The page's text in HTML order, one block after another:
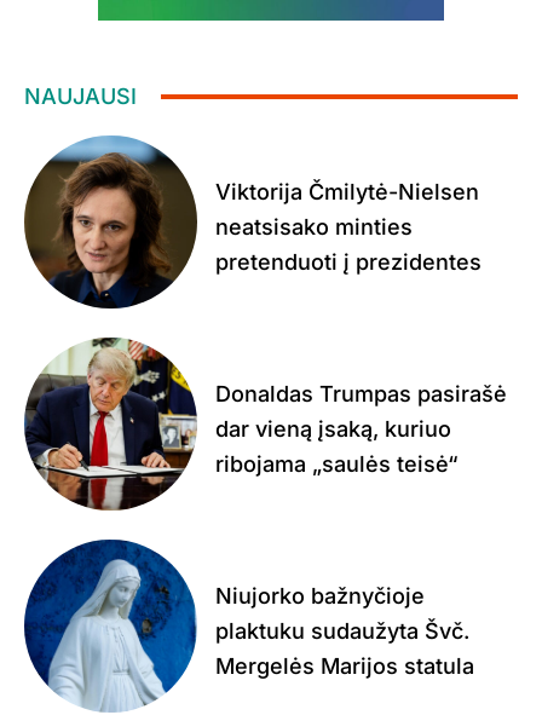
NAUJAUSI
Viktorija Čmilytė-Nielsen
neatsisako minties
pretenduoti į prezidentes
Donaldas Trumpas pasirašė
dar vieną įsaką, kuriuo
ribojama „saulės teisė“
Niujorko bažnyčioje
plaktuku sudaužyta Švč.
Mergelės Marijos statula